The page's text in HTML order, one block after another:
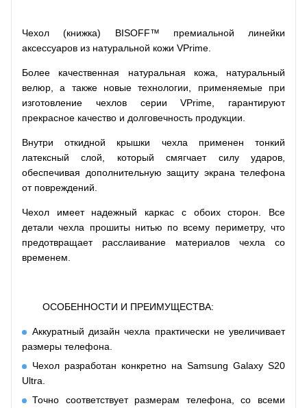
Чехол (книжка) BISOFF™ премиальной линейки
аксессуаров из натуральной кожи VPrime.
Более качественная натуральная кожа, натуральный
велюр, а также новые технологии, применяемые при
изготовление чехлов серии VPrime, гарантируют
прекрасное качество и долговечность продукции.
Внутри откидной крышки чехла применен тонкий
латексный слой, который смягчает силу ударов,
обеспечивая дополнительную защиту экрана телефона
от повреждений.
Чехол имеет надежный каркас с обоих сторон. Все
детали чехла прошиты нитью по всему периметру, что
предотвращает расслаивание материалов чехла со
временем.
ОСОБЕННОСТИ И ПРЕИМУЩЕСТВА:
Аккуратный дизайн чехла практически не увеличивает
размеры телефона.
Чехол разработан конкретно на Samsung Galaxy S20
Ultra.
Точно соответствует размерам телефона, со всеми